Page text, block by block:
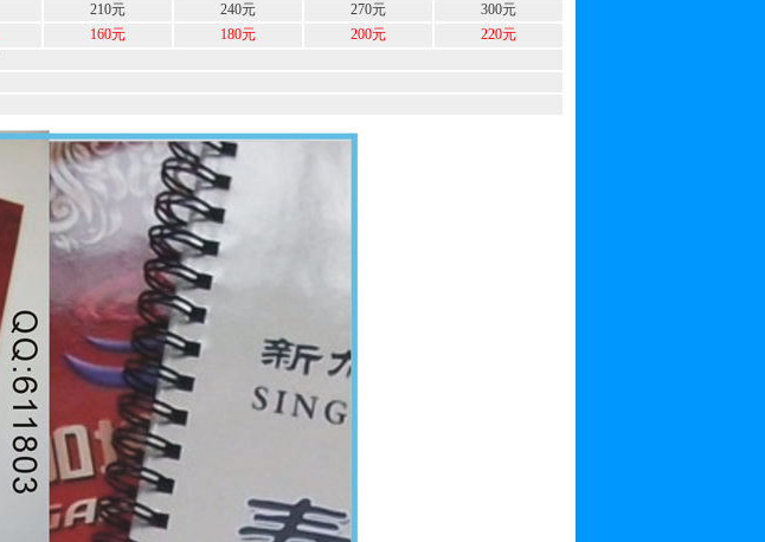
210元 240元 270元
300元
160元 180元 200元
220元